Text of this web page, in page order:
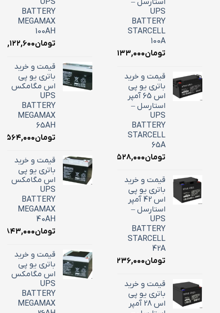
استارسل –
UPS
BATTERY
STARCELL
100A
تومان۳۴,۱۳۳,۰۰۰
قیمت و خرید
باتری یو پی
اس 65 آمپر
استارسل –
UPS
BATTERY
STARCELL
65A
تومان۲۲,۵۲۸,۰۰۰
قیمت و خرید
باتری یو پی
اس 42 آمپر
استارسل –
UPS
BATTERY
STARCELL
42A
تومان۱۶,۲۳۶,۰۰۰
قیمت و خرید
باتری یو پی
اس 28 آمپر
UPS
BATTERY
MEGAMAX
100AH
تومان
قیمت و خرید
باتری یو پی
اس مگامکس
UPS
BATTERY
MEGAMAX
65AH
تومان
قیمت و خرید
باتری یو پی
اس مگامکس
UPS
BATTERY
MEGAMAX
40AH
تومان
قیمت و خرید
باتری یو پی
اس مگامکس
UPS
BATTERY
MEGAMAX